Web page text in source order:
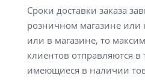
Сроки доставки заказа
розничном магазине или
или в магазине, то
клиентов отправляются
имеющиеся в наличии